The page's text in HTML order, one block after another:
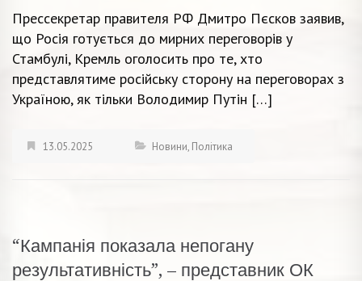
Прессекретар правителя РФ Дмитро Пєсков заявив,
що Росія готується до мирних переговорів у
Стамбулі, Кремль оголосить про те, хто
представлятиме російську сторону на переговорах з
Україною, як тільки Володимир Путін […]
13.05.2025 Новини, Політика
“Кампанія показала непогану
результативність”, – представник ОК